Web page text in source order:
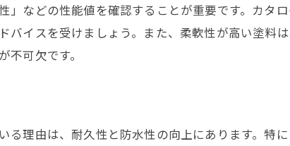
外壁塗装でひび割れに強い塗料を選ぶ方法
弾性塗料が外壁のひび割れ対策に最適な
外壁塗装で避けるべき色と塗料のポイント
外壁塗装に求める柔軟性の実例と注意点
」などの性能値を確認することが重要です。カタ
バイスを受けましょう。また、柔軟性が高い塗料
可欠です。
る理由は、耐久性と防水性の向上にあります。特